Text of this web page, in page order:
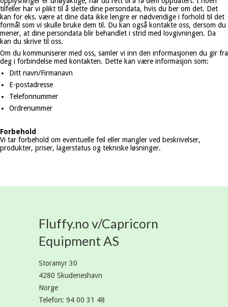
tilfeller har vi plikt til å slette dine persondata, hvis du ber om det. Det
kan for eks. være at dine data ikke lengre er nødvendige i forhold til det
formål som vi skulle bruke dem til. Du kan også kontakte oss, dersom du
mener, at dine persondata blir behandlet i strid med lovgivningen. Da
kan du skrive til oss.
Om du kommuniserer med oss, samler vi inn den informasjonen du gir fra
deg i forbindelse med kontakten. Dette kan være informasjon som:
Ditt navn/Firmanavn
E-postadresse
Telefonnummer
Ordrenummer
Forbehold
Vi tar forbehold om eventuelle feil eller mangler ved beskrivelser,
produkter, priser, lagerstatus og tekniske løsninger.
Fluffy.no v/Capricorn
Equipment AS
Storamyr 30
4280 Skudeneshavn
Norge
Telefon: 94 00 31 48